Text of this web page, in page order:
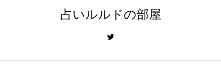
占いルルドの部屋